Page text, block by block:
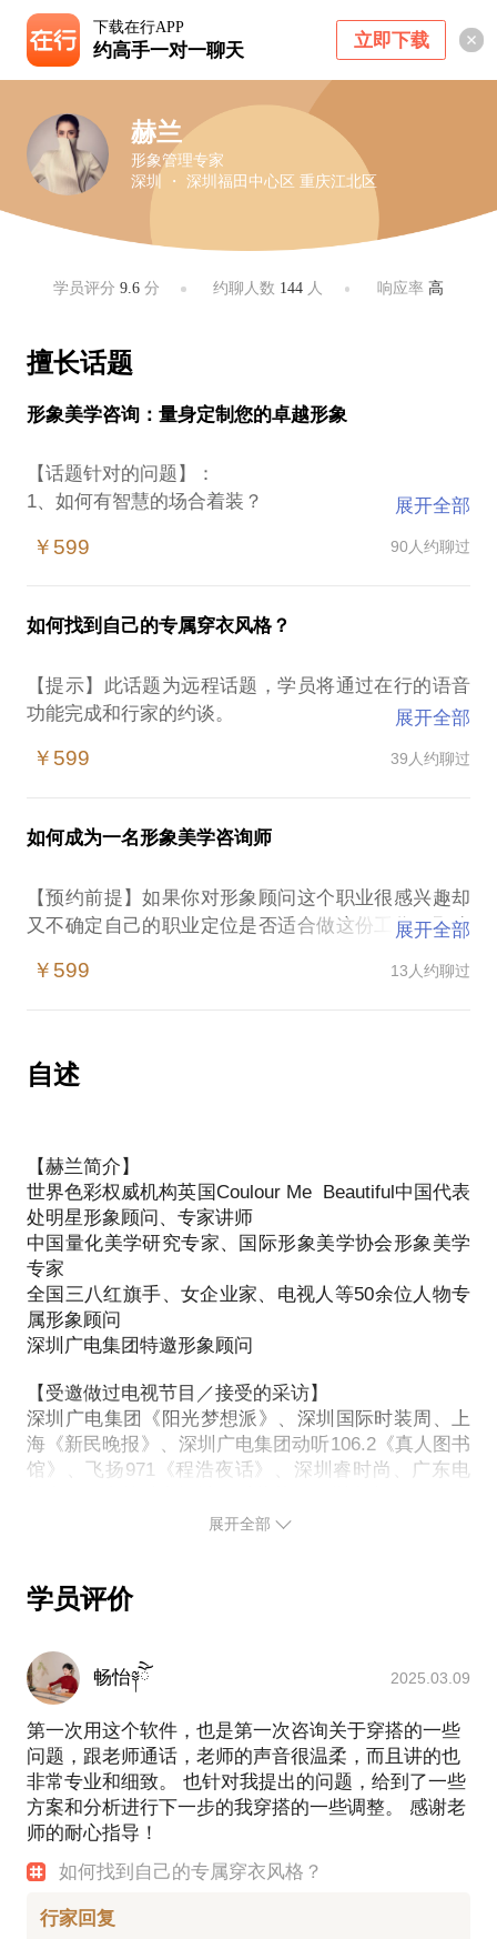
下载在行APP
约高手一对一聊天 立即下载
赫兰
形象管理专家
深圳 ・ 深圳福田中心区 重庆江北区
学员评分9.6 分 约聊人数 144 人 响应率 高
擅长话题
形象美学咨询：量身定制您的卓越形象
【话题针对的问题】：
1、如何有智慧的场合着装？
质？
【咨询流程】：
本现状了解与衣橱状态测试，您需要为我提供一些具
体的信息与问题的答案；
2、借助专业的形象测试“工具”，根据您与生俱来的形
提；根据您的年龄、身份、生活状态、消费习惯、周
身定制的形象建议。
【提示】：这是一个男女皆可受用的话题。如果在咨
询后的1个月内，您请我对您进行私人形象管理服务，
您，但还不是“万能的”，持续的指导和系统的学习很
有必要。但是我给的方法和建议，一定会比您的现状
我在专门的形象美学咨询及私人形象管理领域打磨已
近20年，是历任世界色彩权威机构英国Colour Me
Beautifull中国代表处的明星形象顾问导师，帮助并服
务过800多名来访者，个案指导及团体指导超过1000
余次.从事职业形象顾问培训教育超过2000个小时；从
事专业形象顾问的培训超过咨询并服务长超过15000
小时。受邀做过电视节目／接受的采访：深圳广电
报》、深圳广电集团动听106.2《真人图书馆》、飞扬
971《程浩夜话》、深圳睿时尚、广东电视台、国内
外独立设计师时装节、深圳广电106.2《人才驾到等。
服务过的部分企业有：深圳市广电集团、广东妇联、
深圳外服、茂业百货、君尚百货、万象城百货、华侨
展开全部
￥599 90人约聊过
如何找到自己的专属穿衣风格？
【提示】此话题为远程话题，学员将通过在行的语音
功能完成和行家的约谈。
【话题针对的问题】：有一种心理学的说法叫：“自身
到的最常见的问题。一个擅长演绎华高贵知性风格的
女性，往往喜欢自然轻松和舒服，把自己自身的气质
把自己打扮的中规中矩；亦或名媛淑女、简约大气、
柔美减龄、端庄知性……各种服装风格你都想尝试，
最后发现冥冥中有界限，不是什么风情都能游刃有
1、APP上确认约见；
送给我，越清晰详细越容易解决；
4、我会在通话前通过微信首先对您的衣着方式进行初
步测试来了解您目前的衣橱现状；
5、沟通前您还需要为我提供一些相关的若干生活照
片、一条视频及几个问题答案，我会对您的风格定位
进行研究判断；
6、我在3天左右会为您出具《风格定位报告》，报告
内容会包括您最适合服装款式、职业装、休闲装、礼
服等具体风格要求， 也会包括鞋、帽、围巾、领带、
眼镜、皮带、手表、首饰等的款式、质地、图案选择
等； 同时包含发型风格要求。
7、在您看完报告后，我们微信上约时间通话，大约
希望您在通话前再次整理自己看完报告后还需要解答
私人形象管理服务，在行费用可减免；绝大部分学员
明确了自己的风格定位后感觉都非常好，线上指导和
我给的方法和建议，一定会比您的现状更好，否则就
不会接你的咨询邀请。
展开全部
￥599 39人约聊过
如何成为一名形象美学咨询师
【预约前提】如果你对形象顾问这个职业很感兴趣却
又不确定自己的职业定位是否适合做这份工作，那么
2、成为形象顾问需要哪些知识及技能？如何学习及提
升？
5、如何与客户进行良好的沟通？
我在专门的形象美学咨询及私人形象管理领域打磨近
20年，是世界色彩权威机构英国Colour Me Beautifull
中国代表处历任明星形象顾问导师，帮助并服务过
800多名来访者，个案指导及团体指导超过1000余次.
从事职业形象顾问培训教育超过2000个小时；从事专
时。
受邀做过电视节目／接受的采访：深圳广电《阳光梦
想派》、深圳国际时装周、上海《新民晚报》、深圳
夜话》、深圳睿时尚、广东电视台、国内外独立设计
部分企业有：深圳广电集团、广东妇联、中信集团、
招商银行、华侨城集团、深圳外服、茂业百货、君尚
百货、万象城百货、华侨城集团、TCL 集团、广州唯
品会、深圳市人民医院、深圳市人民法院、深圳市检
验检疫局、深圳市机场、深圳市航天科技创新研究院
等。
十几年前，我自己从传统行业转行成为美学咨询业的
专业人士，积累了丰富的行业经验。从最初的入行小
白入不敷出到今日学员及客户服务遍布各大城市和祖
国大江南北。如果你在求职、转行以及工作中面临困
也曾经面对过的，相信我的经验能够帮你避免误区，
展开全部
￥599 13人约聊过
自述
【赫兰简介】
世界色彩权威机构英国Coulour Me Beautiful中国代表
处明星形象顾问、专家讲师
中国量化美学研究专家、国际形象美学协会形象美学
专家
全国三八红旗手、女企业家、电视人等50余位人物专
属形象顾问
深圳广电集团特邀形象顾问
【受邀做过电视节目／接受的采访】
深圳广电集团《阳光梦想派》、深圳国际时装周、上
海《新民晚报》、深圳广电集团动听106.2《真人图书
馆》、飞扬971《程浩夜话》、深圳睿时尚、广东电
✨政府／企事业：深圳广电集团、深圳市委党校、广
圳市京鹏实业、深圳市财政委、深圳巴士集团 、深圳
市检验检疫局、深圳市机场、深圳市航天科技创新研
究院等、深圳航天东方红卫星有限公司、深圳市盘古
天地集团、深圳市华侨城滨海公司、深圳市中洲控股
有限公司、深圳KAIFA、深圳市评估协会、深圳戏
院、深圳市规划和自然资源管理局、中国检验认证集
团深圳有限公司、
深圳市坪山法院
院、深圳市第三人民医院、深圳市妇幼保健院、上海
展开全部
学员评价
畅怡༈ོེ 2025.03.09
第一次用这个软件，也是第一次咨询关于穿搭的一些
问题，跟老师通话，老师的声音很温柔，而且讲的也
非常专业和细致。 也针对我提出的问题，给到了一些
方案和分析进行下一步的我穿搭的一些调整。 感谢老
师的耐心指导！
如何找到自己的专属穿衣风格？
行家回复